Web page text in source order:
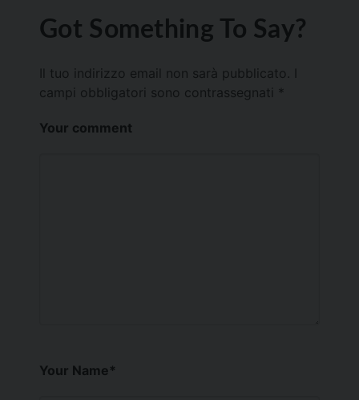
Got Something To Say?
Il tuo indirizzo email non sarà pubblicato.
campi obbligatori sono contrassegnati *
Your comment
Your Name*